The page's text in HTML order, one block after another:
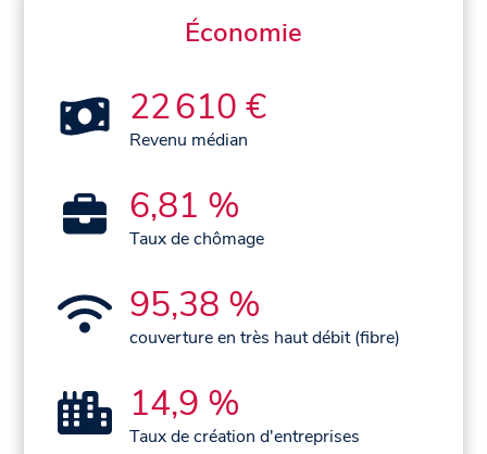
Économie
22 610 €
Revenu médian
6,81 %
Taux de chômage
95,38 %
couverture en très haut débit (fibre)
14,9 %
Taux de création d'entreprises